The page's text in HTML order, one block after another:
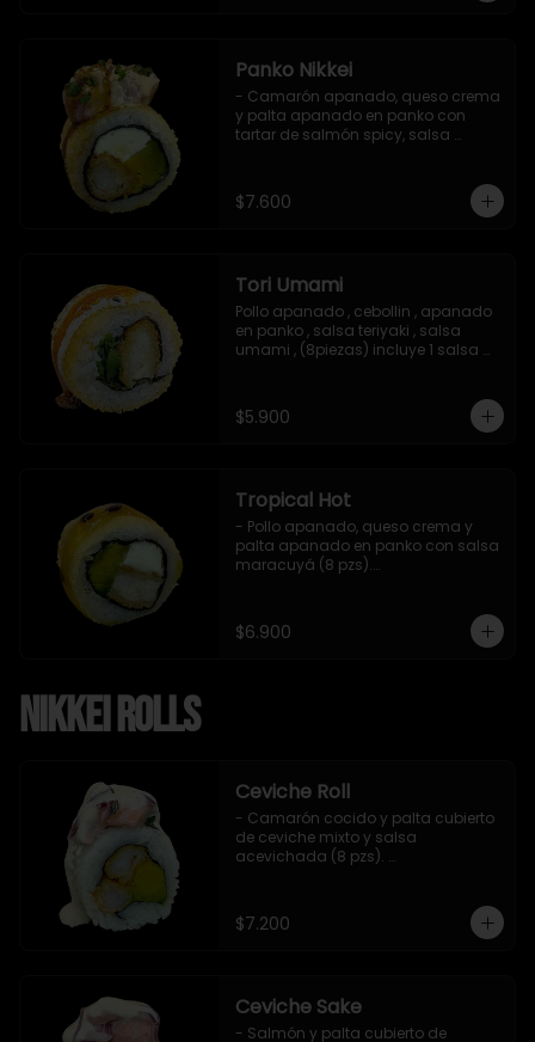
Panko Nikkei
- Camarón apanado, queso crema
y palta apanado en panko con
tartar de salmón spicy, salsa
$7.600
Tori Umami
Pollo apanado , cebollin , apanado
en panko , salsa teriyaki , salsa
umami , (8piezas) incluye 1 salsa
$5.900
Tropical Hot
- Pollo apanado, queso crema y
palta apanado en panko con salsa
maracuyá (8 pzs).
$6.900
Nikkei Rolls
Ceviche Roll
- Camarón cocido y palta cubierto
de ceviche mixto y salsa
acevichada (8 pzs).
$7.200
Ceviche Sake
- Salmón y palta cubierto de